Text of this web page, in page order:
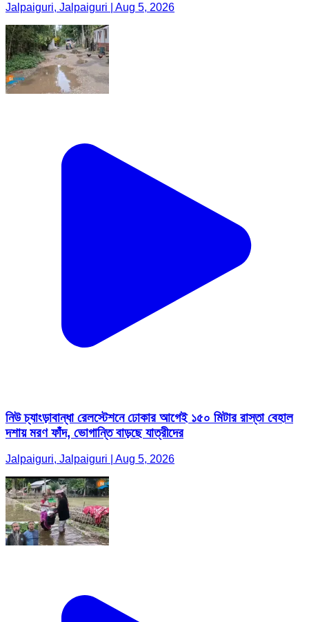
Jalpaiguri, Jalpaiguri | Aug 5, 2026
নিউ চ্যাংড়াবান্ধা রেলস্টেশনে ঢোকার আগেই ১৫০ মিটার রাস্তা বেহাল
দশায় মরণ ফাঁদ, ভোগান্তি বাড়ছে যাত্রীদের
Jalpaiguri, Jalpaiguri | Aug 5, 2026